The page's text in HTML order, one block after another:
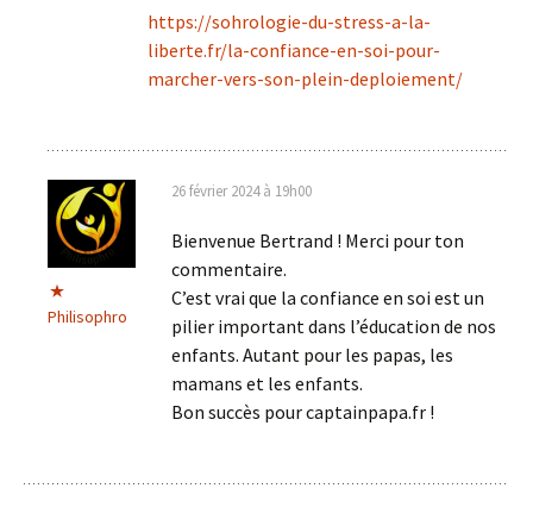
https://sohrologie-du-stress-a-la-
liberte.fr/la-confiance-en-soi-pour-
marcher-vers-son-plein-deploiement/
Philisophro
26 février 2024 à 19h00
Bienvenue Bertrand ! Merci pour ton
commentaire.
C’est vrai que la confiance en soi est un
pilier important dans l’éducation de nos
enfants. Autant pour les papas, les
mamans et les enfants.
Bon succès pour captainpapa.fr !